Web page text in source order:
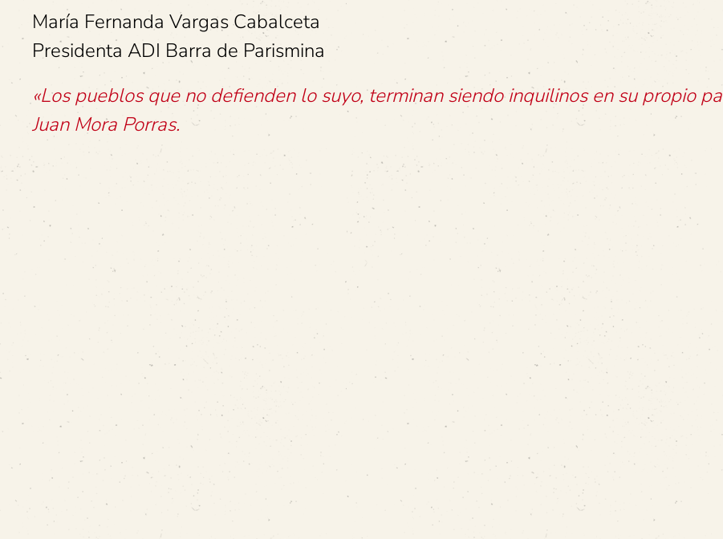
María Fernanda Vargas Cabalceta
Presidenta ADI Barra de Parismina
«Los pueblos que no defienden lo suyo, terminan siendo inquilinos en su propio
Juan Mora Porras.